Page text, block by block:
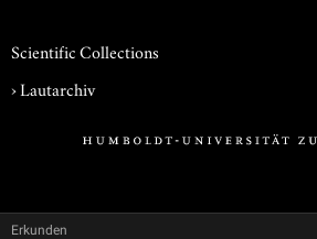
Scientific Collections
›Lautarchiv
Erkunden